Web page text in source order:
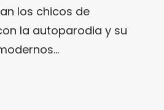
los chicos de
la autoparodia y su